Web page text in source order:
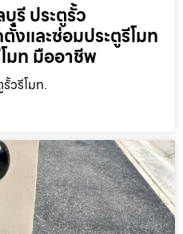
รี ประตูรั้ว
งและซ่อมประตูรีโมท
มท มืออาชีพ
วรีโมท.